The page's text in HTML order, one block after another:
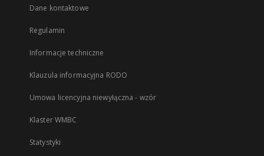
Dane kontaktowe
Regulamin
Informacje techniczne
Klauzula informacyjna RODO
Umowa licencyjna niewyłączna - wzór
Klaster WMBC
Statystyki